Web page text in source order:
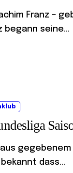
Franz –
begann seine...
dass...